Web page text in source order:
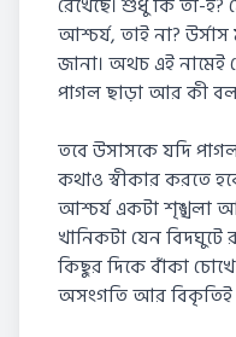
আশ্চর্য, তাই না?
জানা। অথচ এই নামেই
পাগল ছাড়া আর কী
তবে উসাসকে যদি
কথাও স্বীকার করতে
আশ্চর্য একটা শৃঙ্খলা
খানিকটা যেন বিদঘুটে
কিছুর দিকে বাঁকা
অসংগতি আর বিকৃতিই